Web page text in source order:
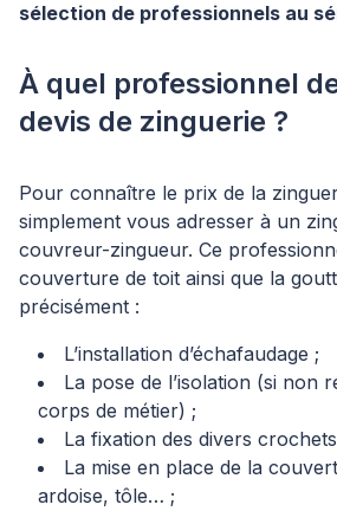
sélection de professionnels au
À quel professionnel
devis de zinguerie ?
Pour connaître le prix de la
simplement vous adresser à un
couvreur-zingueur. Ce
couverture de toit ainsi que la
précisément :
L’installation d’échafaudage ;
La pose de l’isolation (si non
corps de métier) ;
La fixation des divers
La mise en place de la
ardoise, tôle… ;